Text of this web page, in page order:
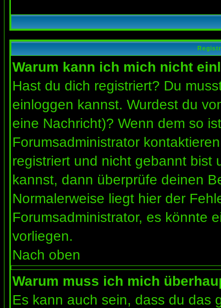
Warum kann ich mich nicht
Hast du dich registriert? Du
einloggen kannst. Wurdest du
eine Nachricht)? Wenn dem so
Forumsadministrator
registriert und nicht gebannt bist
kannst, dann überprüfe deinen
Normalerweise liegt hier der
Forumsadministrator, es könnte
vorliegen.
Nach oben
Warum muss ich mich
Es kann auch sein, dass du das